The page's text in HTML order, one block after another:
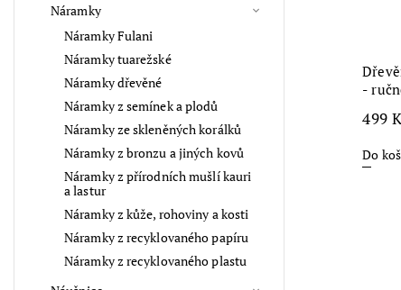
Náramky
Náramky Fulani
Náramky tuarežské
Náramky dřevěné
Náramky z semínek a plodů
Náramky ze skleněných korálků
Náramky z bronzu a jiných kovů
Náramky z přírodních mušlí kauri
a lastur
Náramky z kůže, rohoviny a kosti
Náramky z recyklovaného papíru
Náramky z recyklovaného plastu
Dřevěná soška Žirafa - ručně
vyřezávaná v Senegalu
349 Kč
Do košíku
-
499
Do